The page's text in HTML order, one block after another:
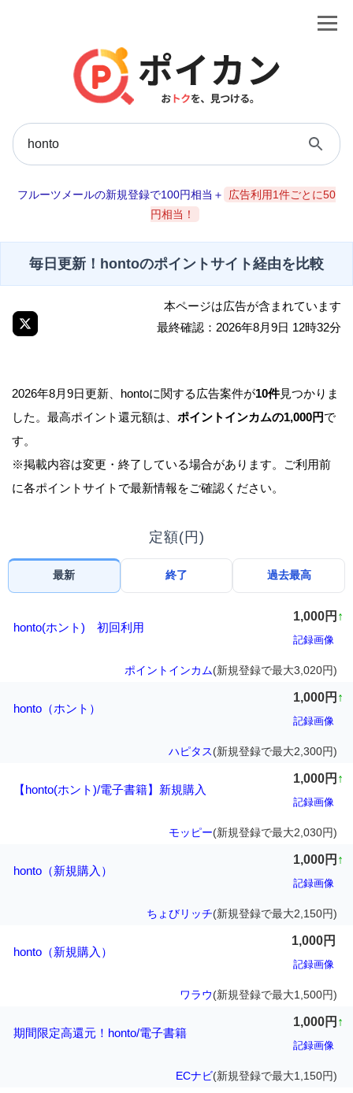
フルーツメールの新規登録で100円相当＋
広告利用1件ごとに50
円相当！
毎日更新！hontoのポイントサイト経由を比較
本ページは広告が含まれています
最終確認：2026年8月9日 12時32分
2026年8月9日更新、hontoに関する広告案件が10件見つかりま
した。最高ポイント還元額は、 ポイントインカムの1,000円で
す。
※掲載内容は変更・終了している場合があります。ご利用前
に各ポイントサイトで最新情報をご確認ください。
定額(円)
最新 終了 過去最高
honto(ホント) 初回利用
1,000円 ↑
記録画像
ポイントインカム(新規登録で最大3,020円)
honto（ホント）
1,000円 ↑
記録画像
ハピタス(新規登録で最大2,300円)
【honto(ホント)/電子書籍】新規購入
1,000円 ↑
記録画像
モッピー(新規登録で最大2,030円)
honto（新規購入）
1,000円 ↑
記録画像
ちょびリッチ(新規登録で最大2,150円)
honto（新規購入）
1,000円
記録画像
ワラウ(新規登録で最大1,500円)
期間限定高還元！honto/電子書籍
1,000円 ↑
記録画像
ECナビ(新規登録で最大1,150円)